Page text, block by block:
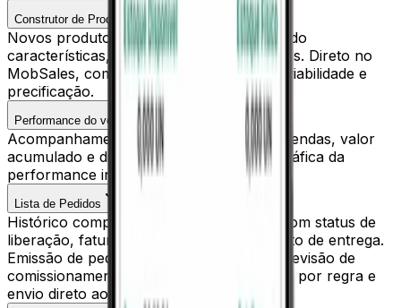
Construtor de Produtos
Novos produtos sob demanda, combinando
características, complementos e condições. Direto no
MobSales, com validação automática de viabilidade e
precificação.
Performance do vendedor
Acompanhamento de metas, volume de vendas, valor
acumulado e dias úteis restantes. Visão gráfica da
performance individual do representante.
Lista de Pedidos
Histórico completo de pedidos emitidos, com status de
liberação, faturamento e acompanhamento de entrega.
Emissão de pedidos e orçamentos com previsão de
comissionamento, aplicação de descontos por regra e
envio direto ao ERP para processamento.